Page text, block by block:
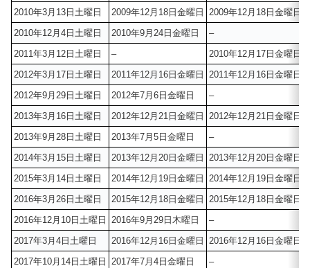
2010年3月13日土曜日
2009年12月18日金曜日 2009年12月18日金曜日
2010年12月4日土曜日
2010年9月24日金曜日 –
2011年3月12日土曜日
– 2010年12月17日金曜日
2012年3月17日土曜日
2011年12月16日金曜日 2011年12月16日金曜日
2012年9月29日土曜日
2012年7月6日金曜日 –
2013年3月16日土曜日
2012年12月21日金曜日 2012年12月21日金曜日
2013年9月28日土曜日
2013年7月5日金曜日 –
2014年3月15日土曜日
2013年12月20日金曜日 2013年12月20日金曜日
2015年3月14日土曜日
2014年12月19日金曜日 2014年12月19日金曜日
2016年3月26日土曜日
2015年12月18日金曜日 2015年12月18日金曜日
2016年12月10日土曜日
2016年9月29日木曜日 –
2017年3月4日土曜日
2016年12月16日金曜日 2016年12月16日金曜日
2017年10月14日土曜日
2017年7月4日金曜日 –